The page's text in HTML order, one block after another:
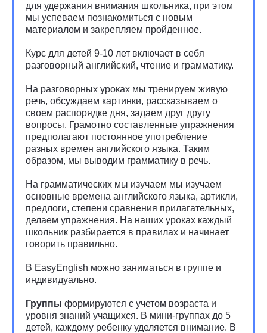
для удержания внимания школьника, при этом
мы успеваем познакомиться с новым
материалом и закрепляем пройденное.
Курс для детей 9-10 лет включает в себя
разговорный английский, чтение и грамматику.
На разговорных уроках мы тренируем живую
речь, обсуждаем картинки, рассказываем о
своем распорядке дня, задаем друг другу
вопросы. Грамотно составленные упражнения
предполагают постоянное употребление
разных времен английского языка. Таким
образом, мы выводим грамматику в речь.
На грамматических мы изучаем мы изучаем
основные времена английского языка, артикли,
предлоги, степени сравнения прилагательных,
делаем упражнения. На наших уроках каждый
школьник разбирается в правилах и начинает
говорить правильно.
В EasyEnglish можно заниматься в группе и
индивидуально.
Группы формируются с учетом возраста и
уровня знаний учащихся. В мини-группах до 5
детей, каждому ребенку уделяется внимание. В